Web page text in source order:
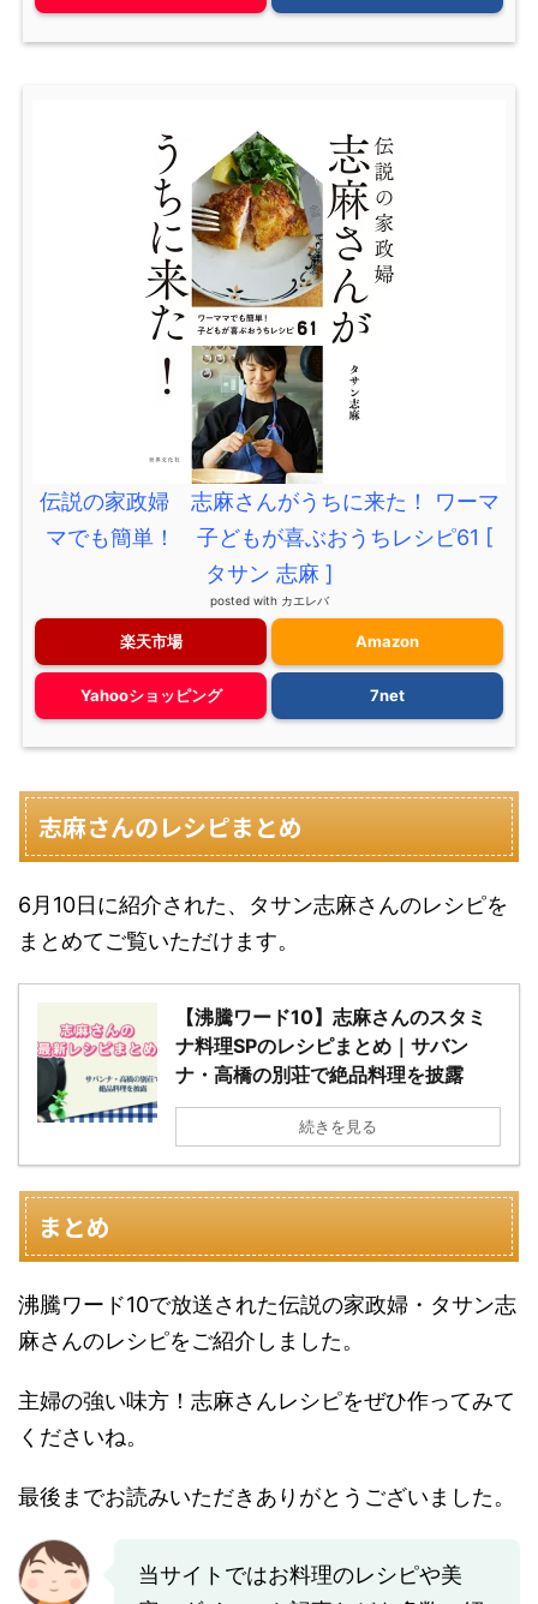
伝説の家政婦 志麻さんがうちに来た！ ワーマ
マでも簡単！ 子どもが喜ぶおうちレシピ61 [
タサン 志麻 ]
posted with カエレバ
楽天市場 Amazon
Yahooショッピング 7net
志麻さんのレシピまとめ
6月10日に紹介された、タサン志麻さんのレシピを
まとめてご覧いただけます。
【沸騰ワード10】志麻さんのスタミ
ナ料理SPのレシピまとめ｜サバン
ナ・高橋の別荘で絶品料理を披露
続きを見る
まとめ
沸騰ワード10で放送された伝説の家政婦・タサン志
麻さんのレシピをご紹介しました。
主婦の強い味方！志麻さんレシピをぜひ作ってみて
くださいね。
最後までお読みいただきありがとうございました。
当サイトではお料理のレシピや美